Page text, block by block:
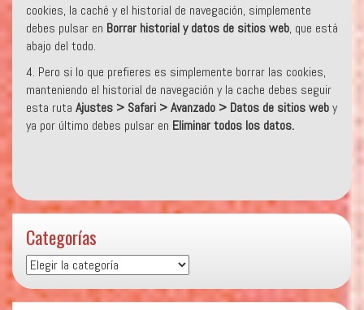
cookies, la caché y el historial de navegación, simplemente
debes pulsar en Borrar historial y datos de sitios web, que está
abajo del todo.
4. Pero si lo que prefieres es simplemente borrar las cookies,
manteniendo el historial de navegación y la cache debes seguir
esta ruta Ajustes > Safari > Avanzado > Datos de sitios weby
ya por último debes pulsar en Eliminar todos los datos.
Categorías
Categorías